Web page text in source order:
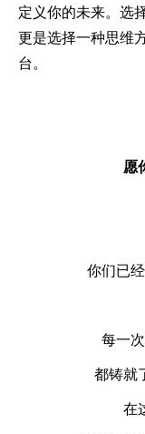
定义你的未来。选
更是选择一种思维
台。
愿
你们已
每一
都铸就
在